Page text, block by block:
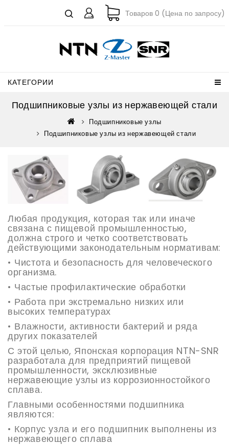
Товаров 0 (Цена по запросу)
КАТЕГОРИИ
Подшипниковые узлы из нержавеющей стали
Подшипниковые узлы
Подшипниковые узлы из нержавеющей стали
Любая продукция, которая так или иначе
связана с пищевой промышленностью,
должна строго и четко соответствовать
действующими законодательным нормативам:
• Чистота и безопасность для человеческого
организма.
• Частые профилактические обработки
• Работа при экстремально низких или
высоких температурах
• Влажности, активности бактерий и ряда
других показателей
С этой целью, Японская корпорация NTN-SNR
разработала для предприятий пищевой
промышленности, эксклюзивные
нержавеющие узлы из коррозионностойкого
сплава.
Главными особенностями подшипника
являются:
• Корпус узла и его подшипник выполнены из
нержавеющего сплава